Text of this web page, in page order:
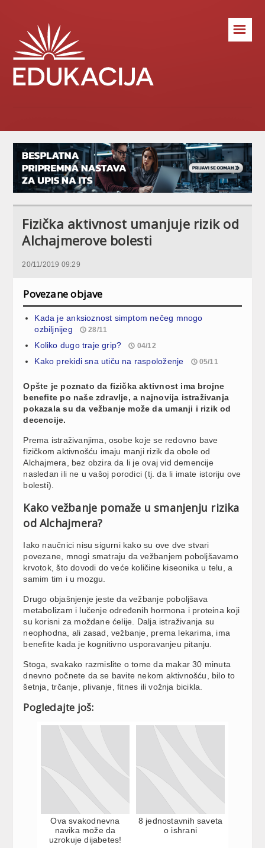
☰
Fizička aktivnost umanjuje rizik od
Alchajmerove bolesti
20/11/2019 09:29
Povezane objave
Kada je anksioznost simptom nečeg mnogo
ozbiljnijeg
28/11
Koliko dugo traje grip? 04/12
Kako prekidi sna utiču na raspoloženje 05/11
Opšte je poznato da fizička aktivnost ima brojne
benefite po naše zdravlje, a najnovija istraživanja
pokazala su da vežbanje može da umanji i rizik od
decencije.
Prema istraživanjima, osobe koje se redovno bave
fizičkom aktivnošću imaju manji rizik da obole od
Alchajmera, bez obzira da li je ovaj vid demencije
nasledan ili ne u vašoj porodici (tj. da li imate istoriju ove
bolesti).
Kako vežbanje pomaže u smanjenju rizika
od Alchajmera?
Iako naučnici nisu sigurni kako su ove dve stvari
povezane, mnogi smatraju da vežbanjem poboljšavamo
krvotok, što dovodi do veće količine kiseonika u telu, a
samim tim i u mozgu.
Drugo objašnjenje jeste da vežbanje poboljšava
metabolizam i lučenje određenih hormona i proteina koji
su korisni za moždane ćelije. Dalja istraživanja su
neophodna, ali zasad, vežbanje, prema lekarima, ima
benefite kada je kognitivno usporavanjeu pitanju.
Stoga, svakako razmislite o tome da makar 30 minuta
dnevno počnete da se bavite nekom aktivnošću, bilo to
šetnja, trčanje, plivanje, fitnes ili vožnja bicikla.
Pogledajte još:
Ova svakodnevna
navika može da
uzrokuje dijabetes!
8 jednostavnih saveta
o ishrani